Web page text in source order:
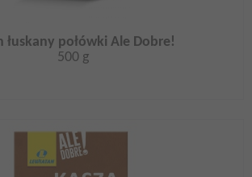
łuskany połówki Ale Dobre!
500 g